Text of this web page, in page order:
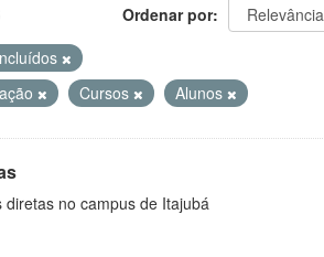
Ordenar por
Cursos Alunos
no campus de Itajubá